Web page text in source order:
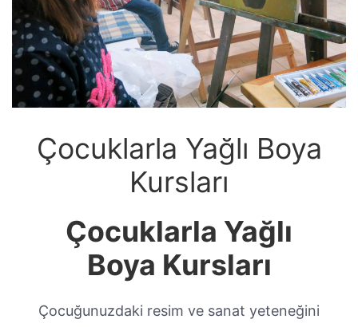
Çocuklarla Yağlı Boya
Kursları
Çocuklarla Yağlı
Boya Kursları
Çocuğunuzdaki resim ve sanat yeteneğini